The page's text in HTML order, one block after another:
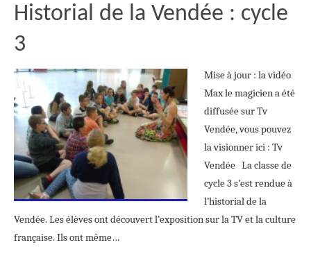
Historial de la Vendée : cycle
3
Mise à jour : la vidéo
Max le magicien a été
diffusée sur Tv
Vendée, vous pouvez
la visionner ici : Tv
Vendée La classe de
cycle 3 s’est rendue à
l’historial de la
Vendée. Les élèves ont découvert l’exposition sur la TV et la culture
française. Ils ont même…